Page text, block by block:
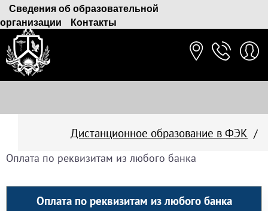
Сведения об образовательной
организации
Контакты
Дистанционное образование в ФЭК
любого банка
Оплата по реквизитам из любого банка
Оплата по реквизитам из любого банка